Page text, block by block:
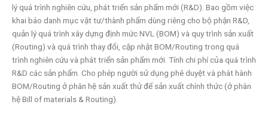
lý quá trình nghiên cứu, phát triển sản phẩm mới (R&D). Bao gồm việc
khai báo danh mục vật tư/thành phẩm dùng riêng cho bộ phận R&D,
quản lý quá trình xây dựng định mức NVL (BOM) và quy trình sản xuất
(Routing) và quá trình thay đổi, cập nhật BOM/Routing trong quá
trình nghiên cứu và phát triển sản phẩm mới. Tính chi phí của quá trình
R&D các sản phẩm. Cho phép người sử dụng phê duyệt và phát hành
BOM/Routing ở phân hệ sản xuất thử để sản xuất chính thức (ở phân
hệ Bill of materials & Routing).